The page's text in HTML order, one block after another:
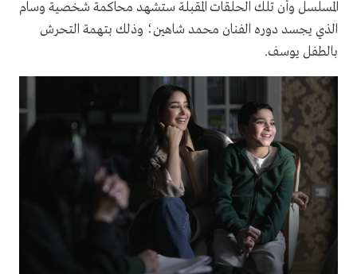
المسلسل وأن تلك الحلقات المقبلة ستشهد محاكمة شخصية وسام
الذي يجسد دوره الفنان محمد شاهين؛ وذلك بتهمة التحرش
بالطفل يوسف.